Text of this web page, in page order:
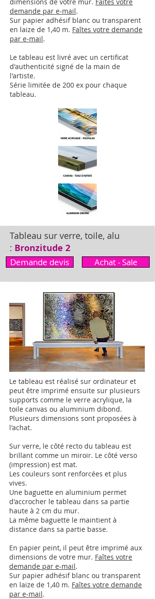
demande par e-mail.
Sur papier adhésif blanc ou transparent
en laize de 1,40 m. Faîtes votre demande
par e-mail.
Le tableau est livré avec un certificat
d'authenticité signé de la main de
l'artiste.
Série limitée de 200 ex pour chaque
tableau.
Tableau sur verre, toile, alu
: Bronzitude 2
Demande devis Achat - Sale
Le tableau est réalisé sur ordinateur et
peut être imprimé ensuite sur plusieurs
supports comme le verre acrylique, la
toile canvas ou aluminium dibond.
Plusieurs dimensions sont proposées à
l'achat.
Sur verre, le côté recto du tableau est
brillant comme un miroir. Le côté verso
(impression) est mat.
Les couleurs sont renforcées et plus
vives.
Une baguette en aluminium permet
d'accrocher le tableau dans sa partie
haute à 2 cm du mur.
La même baguette le maintient à
distance dans sa partie basse.
En papier peint, il peut être imprimé aux
dimensions de votre mur. Faîtes votre
demande par e-mail.
Sur papier adhésif blanc ou transparent
en laize de 1,40 m. Faîtes votre demande
par e-mail.